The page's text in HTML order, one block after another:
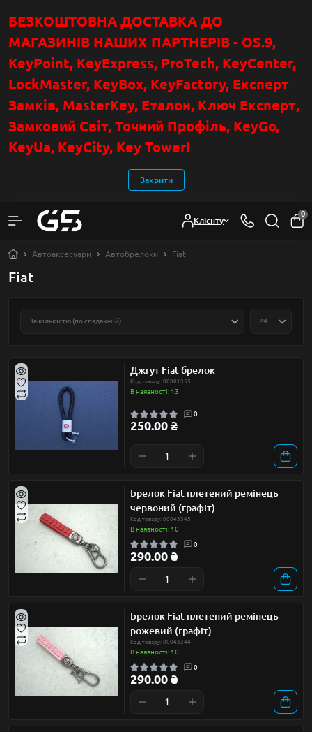
БЕЗКОШТОВНА ДОСТАВКА ДО
МАГАЗИНІВ НАШИХ ПАРТНЕРІВ - OS.9,
KeyPoint, KeyExpress, ProTech, KeyCenter,
LockMaster, KeyBox, KeyFactory, Експерт
Замків, MasterKey, Еталон, Ключ Експерт,
Замковий Світ, Точний Профіль, KeyGo,
KeyUa, KeyCity, Key Tower!
Закрити
Клієнту
0
Автоаксесуари Автобрелоки Fiat
Fiat
Джгут Fiat брелок
Код товару: 00001355
В наявності: 13
0
250.00 ₴
Брелок Fiat плетений ремінець
червоний (графіт)
Код товару: 00043345
В наявності: 10
0
290.00 ₴
Брелок Fiat плетений ремінець
рожевий (графіт)
Код товару: 00043344
В наявності: 10
0
290.00 ₴